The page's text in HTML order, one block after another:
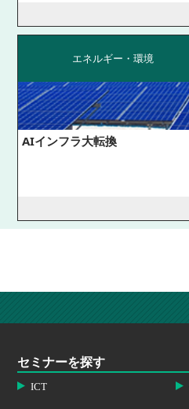
エネルギー・環境
AIインフラ大転換
セミナーを探す
ICT